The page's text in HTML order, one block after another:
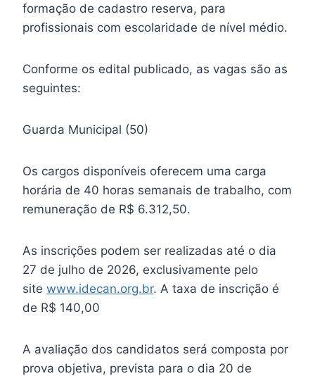
formação de cadastro reserva, para
profissionais com escolaridade de nível médio.
Conforme os edital publicado, as vagas são as
seguintes:
Guarda Municipal (50)
Os cargos disponíveis oferecem uma carga
horária de 40 horas semanais de trabalho, com
remuneração de R$ 6.312,50.
As inscrições podem ser realizadas até o dia
27 de julho de 2026, exclusivamente pelo
site www.idecan.org.br. A taxa de inscrição é
de R$ 140,00
A avaliação dos candidatos será composta por
prova objetiva, prevista para o dia 20 de